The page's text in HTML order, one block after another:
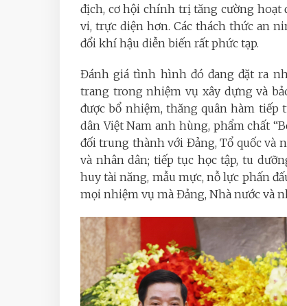
địch, cơ hội chính trị tăng cường hoạt
vi, trực diện hơn. Các thách thức an
đổi khí hậu diễn biến rất phức tạp.
Đánh giá tình hình đó đang đặt ra
trang trong nhiệm vụ xây dựng và
được bổ nhiệm, thăng quân hàm tiếp
dân Việt Nam anh hùng, phẩm chất
đối trung thành với Đảng, Tổ quốc và
và nhân dân; tiếp tục học tập, tu
huy tài năng, mẫu mực, nỗ lực phấn
mọi nhiệm vụ mà Đảng, Nhà nước và